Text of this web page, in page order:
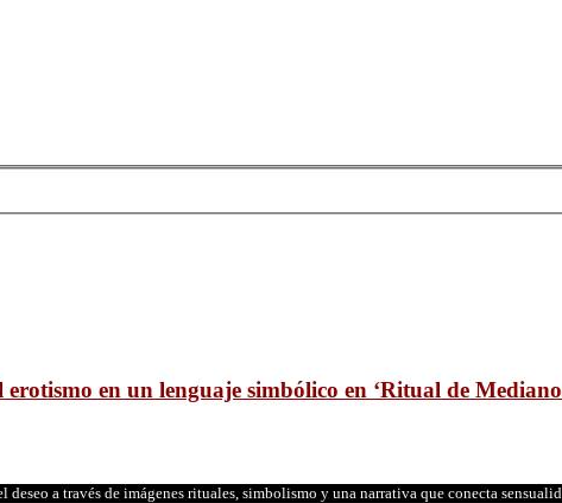
erotismo en un lenguaje simbólico en ‘Ritual de
a través de imágenes rituales, simbolismo y una narrativa que conecta